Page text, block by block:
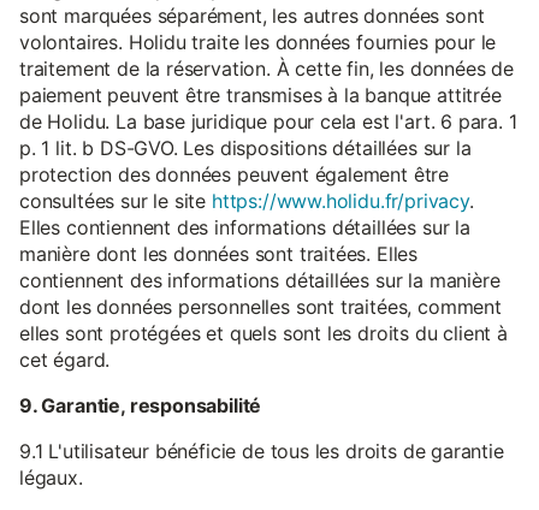
sont marquées séparément, les autres données sont
volontaires. Holidu traite les données fournies pour le
traitement de la réservation. À cette fin, les données de
paiement peuvent être transmises à la banque attitrée
de Holidu. La base juridique pour cela est l'art. 6 para. 1
p. 1 lit. b DS-GVO. Les dispositions détaillées sur la
protection des données peuvent également être
consultées sur le site https://www.holidu.fr/privacy.
Elles contiennent des informations détaillées sur la
manière dont les données sont traitées. Elles
contiennent des informations détaillées sur la manière
dont les données personnelles sont traitées, comment
elles sont protégées et quels sont les droits du client à
cet égard.
9. Garantie, responsabilité
9.1 L'utilisateur bénéficie de tous les droits de garantie
légaux.